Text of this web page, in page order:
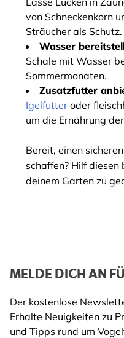
von Schneckenkorn
Sträucher als Schutz.
Wasser
Schale mit Wasser
Sommermonaten.
Zusatzfutter
Igelfutter oder
um die Ernährung
Bereit, einen
schaffen? Hilf
deinem Garten zu
MELDE DICH AN
Der kostenlose
Erhalte Neuigkeiten zu
und Tipps rund um